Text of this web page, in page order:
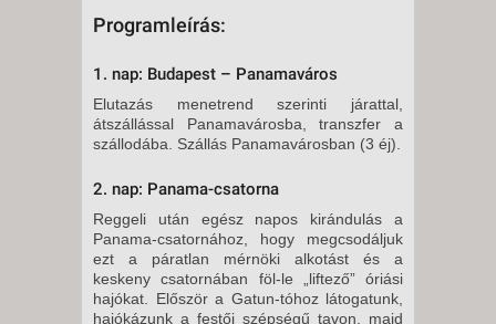
Programleírás:
1. nap: Budapest – Panamaváros
Elutazás menetrend szerinti járattal,
átszállással Panamavárosba, transzfer a
szállodába. Szállás Panamavárosban (3 éj).
2. nap: Panama-csatorna
Reggeli után egész napos kirándulás a
Panama-csatornához, hogy megcsodáljuk
ezt a páratlan mérnöki alkotást és a
keskeny csatornában föl-le „liftező” óriási
hajókat. Először a Gatun-tóhoz látogatunk,
hajókázunk a festői szépségű tavon, majd